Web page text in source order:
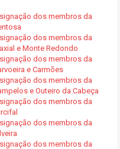
dos membros da
dos membros da
e Monte Redondo
dos membros da
e Carmões
dos membros da
e Outeiro da Cabeça
dos membros da
dos membros da
dos membros da